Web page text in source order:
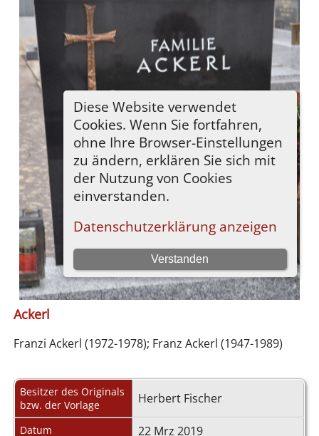
Ackerl
Franzi Ackerl (1972-1978); Franz Ackerl (1947-1989)
Besitzer des Originals
bzw. der Vorlage
Herbert Fischer
Datum 22 Mrz 2019